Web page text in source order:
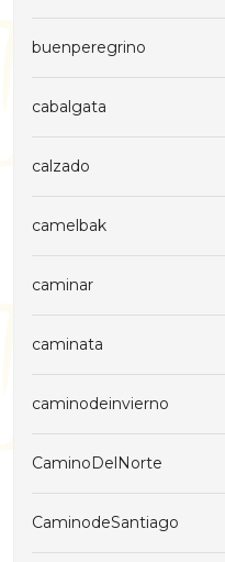
buenperegrino
cabalgata
calzado
camelbak
caminar
caminata
caminodeinvierno
CaminoDelNorte
CaminodeSantiago